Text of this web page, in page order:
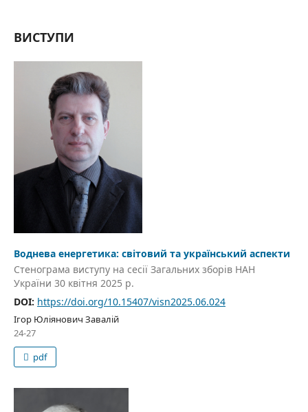
ВИСТУПИ
Воднева енергетика: світовий та український аспекти
Стенограма виступу на сесії Загальних зборів НАН
України 30 квітня 2025 р.
DOI: https://doi.org/10.15407/visn2025.06.024
Ігор Юліянович Завалій
24-27
pdf